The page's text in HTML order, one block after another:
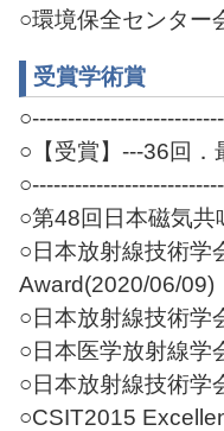
○環境保全センタ
受賞学術賞
○【受賞】---36回
○第48回日本磁気
○日本放射線技術学
Award(2020/06/09)
○日本放射線技術学
○日本医学放射線学
○日本放射線技術学
○CSIT2015